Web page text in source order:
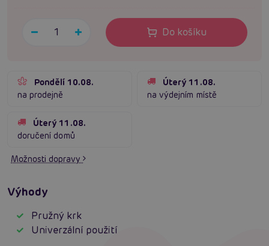
Do košíku
Pondělí 10.08.
na prodejně
Úterý 11.08.
na výdejním místě
Úterý 11.08.
doručení domů
Možnosti dopravy
Výhody
Pružný krk
Univerzální použití